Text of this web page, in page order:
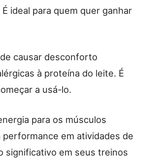
ideal para quem quer ganhar
causar desconforto
à proteína do leite. É
a usá-lo.
para os músculos
em atividades de
significativo em seus treinos